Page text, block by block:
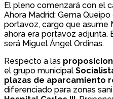
El pleno comenzará con el
Ahora Madrid: Gema
portavoz, cargo que asume
ahora era portavoz adjunta.
será Miguel Ángel Ordinas.
Respecto a las
el grupo municipal
plazas de aparcamiento
diferenciado para zonas